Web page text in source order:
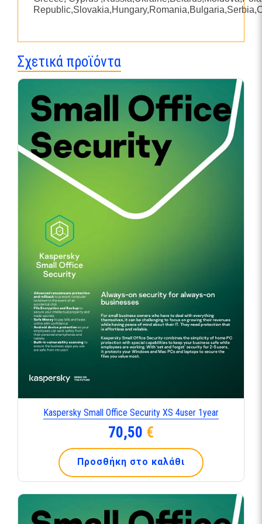
Σχετικά προϊόντα
Kaspersky Small Office Security XS 4user 1year
70,50 €
Προσθήκη στο καλάθι